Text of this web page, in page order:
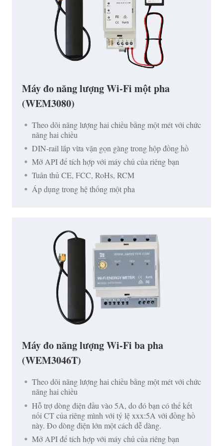
Máy đo năng lượng Wi-Fi một pha
(WEM3080)
Theo dõi năng lượng hai chiều bằng một mét với chức
năng hai chiều
DIN-rail lắp vừa vặn gọn gàng trong hộp đồng hồ
Mở API để tích hợp với máy chủ của riêng bạn
Tuân thủ CE, FCC, RoHs, RCM
Áp dụng trong hệ thống một pha
Máy đo năng lượng Wi-Fi ba pha
(WEM3046T)
Theo dõi năng lượng hai chiều bằng một mét với chức
năng hai chiều
Hỗ trợ dòng điện đầu vào 5A, do đó bạn có thể kết
nối CT của riêng mình với tỷ lệ xxx:5A với đồng hồ
này. Đo dòng điện lớn một cách dễ dàng.
Mở API để tích hợp với máy chủ của riêng bạn